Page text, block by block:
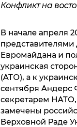
Конфликт на
В начале апреля
Евромайдана и
украинская
(АТО), а к
сентября Андерс
секретарем НАТО,
замечены
Верховной Раде